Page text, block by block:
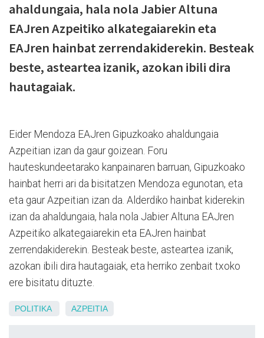
ahaldungaia, hala nola Jabier Altuna
EAJren Azpeitiko alkategaiarekin eta
EAJren hainbat zerrendakiderekin. Besteak
beste, asteartea izanik, azokan ibili dira
hautagaiak.
Eider Mendoza EAJren Gipuzkoako ahaldungaia
Azpeitian izan da gaur goizean. Foru
hauteskundeetarako kanpainaren barruan, Gipuzkoako
hainbat herri ari da bisitatzen Mendoza egunotan, eta
eta gaur Azpeitian izan da. Alderdiko hainbat kiderekin
izan da ahaldungaia, hala nola Jabier Altuna EAJren
Azpeitiko alkategaiarekin eta EAJren hainbat
zerrendakiderekin. Besteak beste, asteartea izanik,
azokan ibili dira hautagaiak, eta herriko zenbait txoko
ere bisitatu dituzte.
POLITIKA AZPEITIA